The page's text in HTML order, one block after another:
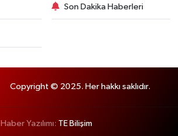
Son Dakika Haberleri
Copyright © 2025. Her hakkı saklıdır.
Haber Yazılımı: TE Bilişim